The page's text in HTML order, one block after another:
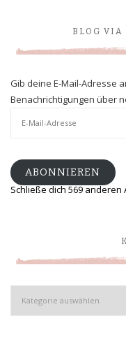
BLOG
Gib deine E-Mail-Adresse
Benachrichtigungen über
ABONNIEREN
Schließe dich 569
Kategorien